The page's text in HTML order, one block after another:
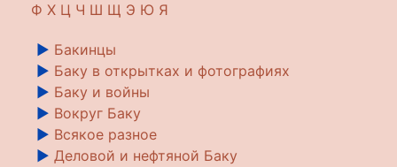
Ф Х Ц Ч Ш Щ Э Ю Я
► Бакинцы
► Баку в открытках и фотографиях
► Баку и войны
► Вокруг Баку
► Всякое разное
► Деловой и нефтяной Баку